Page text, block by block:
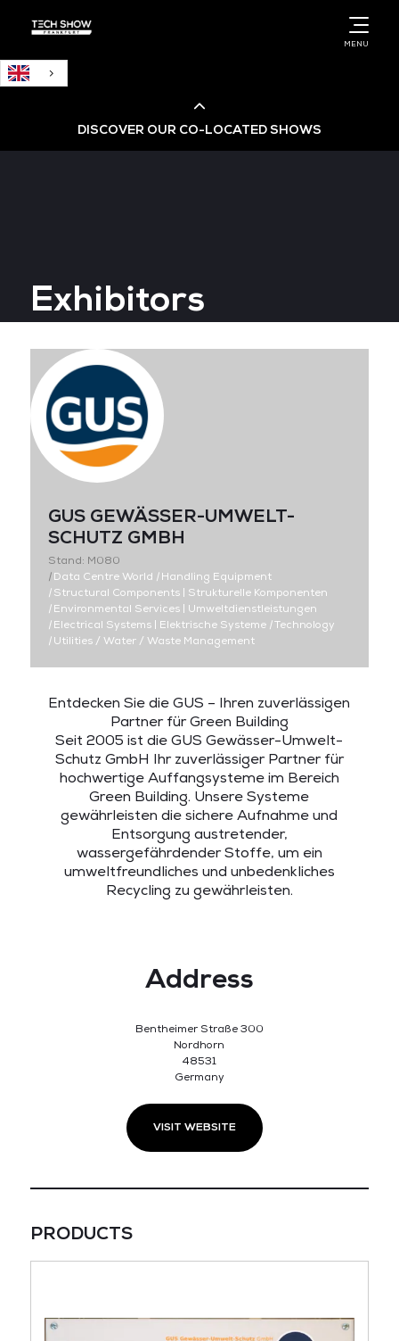
MENU
DISCOVER OUR CO-LOCATED SHOWS
Big Data & AI World
Data Centre World
Exhibitors
GUS GEWÄSSER-UMWELT-
SCHUTZ GMBH
Stand: M080
|Data Centre World |Handling Equipment
|Structural Components | Strukturelle Komponenten
|Environmental Services | Umweltdienstleistungen
|Electrical Systems | Elektrische Systeme |Technology
|Utilities / Water / Waste Management
Entdecken Sie die GUS – Ihren zuverlässigen
Partner für Green Building
Seit 2005 ist die GUS Gewässer-Umwelt-
Schutz GmbH Ihr zuverlässiger Partner für
hochwertige Auffangsysteme im Bereich
Green Building. Unsere Systeme
gewährleisten die sichere Aufnahme und
Entsorgung austretender,
wassergefährdender Stoffe, um ein
umweltfreundliches und unbedenkliches
Recycling zu gewährleisten.
Address
Bentheimer Straße 300
Nordhorn
48531
Germany
VISIT WEBSITE
PRODUCTS